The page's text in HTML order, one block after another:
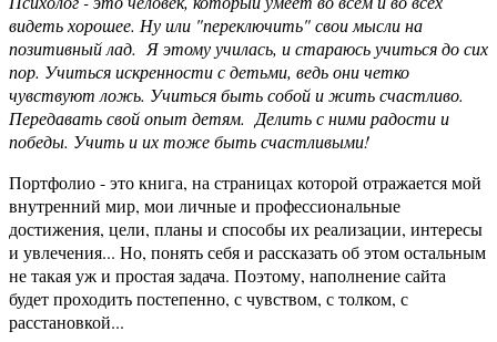
видеть хорошее. Ну или "переключить" свои мысли на
позитивный лад. Я этому училась, и стараюсь учиться до сих
пор. Учиться искренности с детьми, ведь они четко
чувствуют ложь. Учиться быть собой и жить счастливо.
Передавать свой опыт детям. Делить с ними радости и
победы. Учить и их тоже быть счастливыми!
Портфолио - это книга, на страницах которой отражается мой
внутренний мир, мои личные и профессиональные
достижения, цели, планы и способы их реализации, интересы
и увлечения... Но, понять себя и рассказать об этом остальным
не такая уж и простая задача. Поэтому, наполнение сайта
будет проходить постепенно, с чувством, с толком, с
расстановкой...